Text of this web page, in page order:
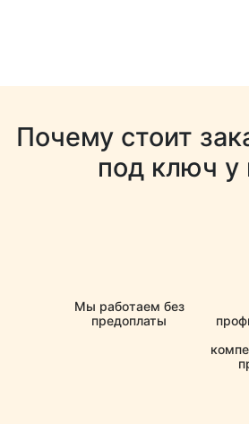
Почему стоит
под ключ у
Мы работаем без
предоплаты